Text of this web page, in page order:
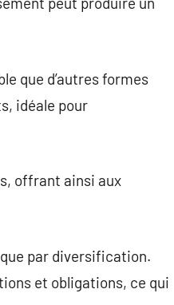
que d’autres formes
idéale pour
offrant ainsi aux
par diversification.
et obligations, ce qui